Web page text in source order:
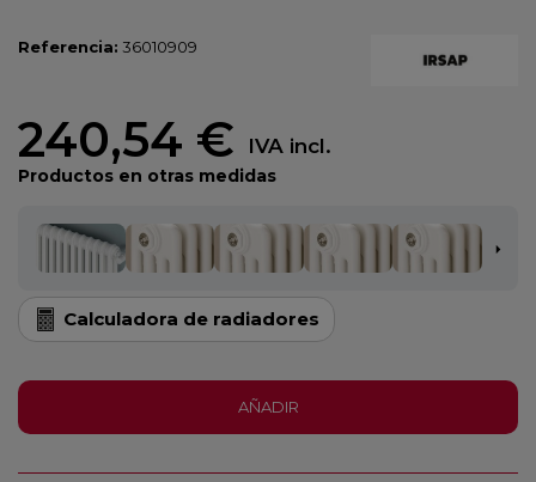
Referencia: 36010909
240,54 € IVA incl.
Productos en otras medidas
Calculadora de radiadores
AÑADIR